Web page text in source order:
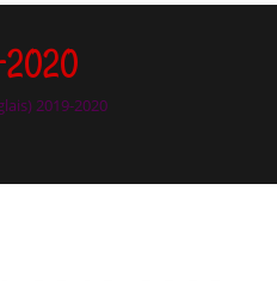
SEARCH
2020
2019-2020